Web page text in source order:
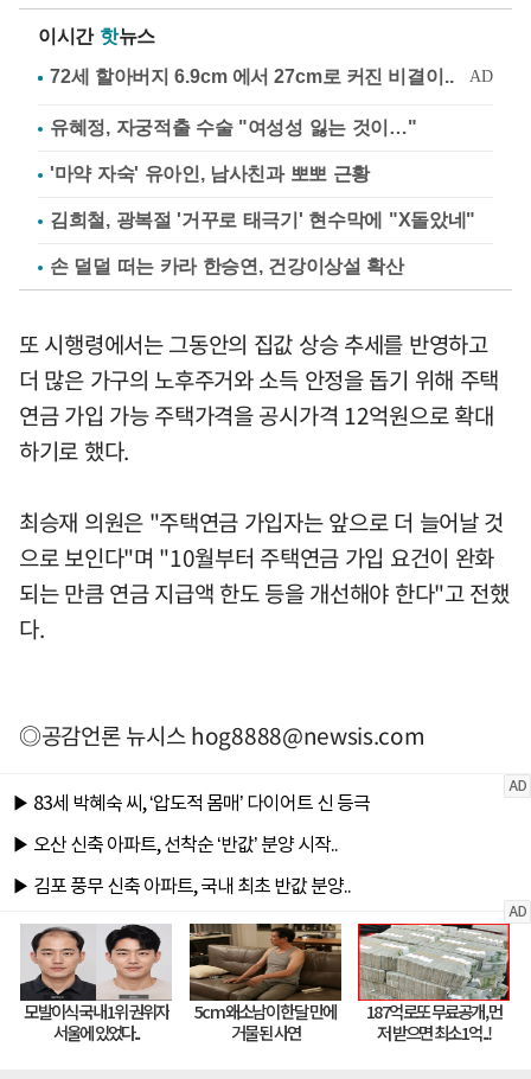
이시간 핫뉴스
유혜정, 자궁적출 수술 "여성성 잃는 것이…"
'마약 자숙' 유아인, 남사친과 뽀뽀 근황
김희철, 광복절 '거꾸로 태극기' 현수막에 "X돌았네"
손 덜덜 떠는 카라 한승연, 건강이상설 확산
또 시행령에서는 그동안의 집값 상승 추세를 반영하고
더 많은 가구의 노후주거와 소득 안정을 돕기 위해 주택
연금 가입 가능 주택가격을 공시가격 12억원으로 확대
하기로 했다.
최승재 의원은 "주택연금 가입자는 앞으로 더 늘어날 것
으로 보인다"며 "10월부터 주택연금 가입 요건이 완화
되는 만큼 연금 지급액 한도 등을 개선해야 한다"고 전했
다.
◎공감언론 뉴시스hog8888@newsis.com